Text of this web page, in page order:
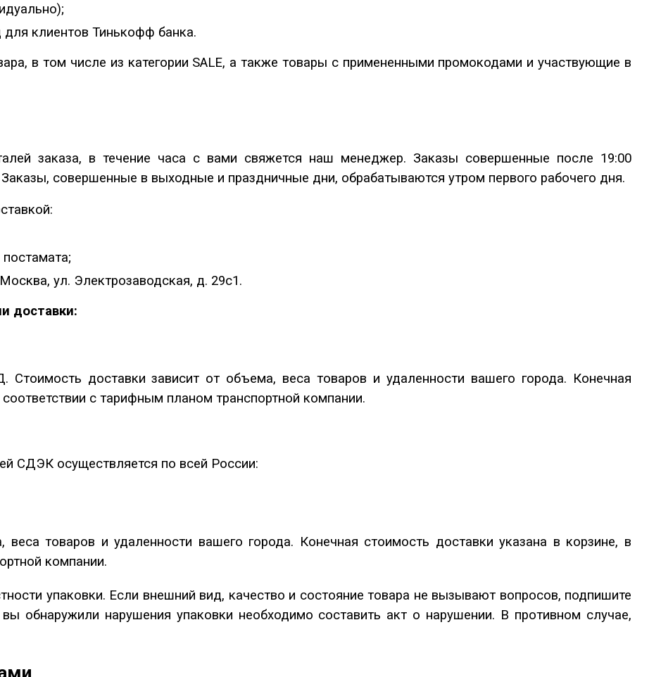
клиентов Тинькофф банка.
в том числе из категории SALE, а также товары с примененными промокодами и участвующие в
заказа, в течение часа с вами свяжется наш менеджер. Заказы совершенные после 19:00
совершенные в выходные и праздничные дни, обрабатываются утром первого рабочего дня.
ул. Электрозаводская, д. 29с1.
доставки:
доставки зависит от объема, веса товаров и удаленности вашего города. Конечная
с тарифным планом транспортной компании.
СДЭК осуществляется по всей России:
товаров и удаленности вашего города. Конечная стоимость доставки указана в корзине, в
компании.
упаковки. Если внешний вид, качество и состояние товара не вызывают вопросов, подпишите
обнаружили нарушения упаковки необходимо составить акт о нарушении. В противном случае,